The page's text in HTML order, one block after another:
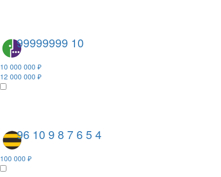
99999999 10
10 000 000 ₽
12 000 000 ₽
96 10 9 8 7 6 5 4
100 000 ₽